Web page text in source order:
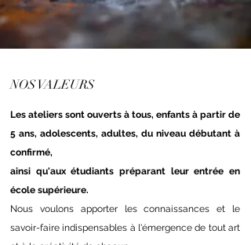
NOS VALEURS
Les ateliers sont ouverts à tous, enfants à partir de
5 ans, adolescents, adultes, du niveau débutant à
confirmé,
ainsi qu'aux étudiants préparant leur entrée en
école supérieure.
Nous voulons apporter les connaissances et le
savoir-faire indispensables à l'émergence de tout art